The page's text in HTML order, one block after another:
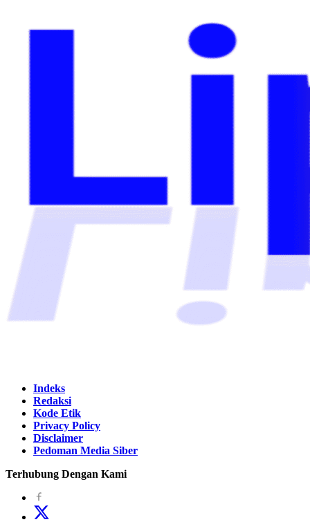
Indeks
Redaksi
Kode Etik
Privacy Policy
Disclaimer
Pedoman Media Siber
Terhubung Dengan Kami